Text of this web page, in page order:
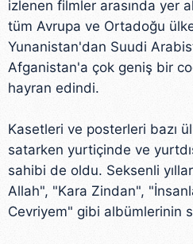
izlenen filmler arasında yer
tüm Avrupa ve Ortadoğu
Yunanistan'dan Suudi
Afganistan'a çok geniş bir
hayran edindi.
Kasetleri ve posterleri bazı
satarken yurtiçinde ve
sahibi de oldu. Seksenli
Allah", "Kara Zindan",
Cevriyem" gibi albümlerinin